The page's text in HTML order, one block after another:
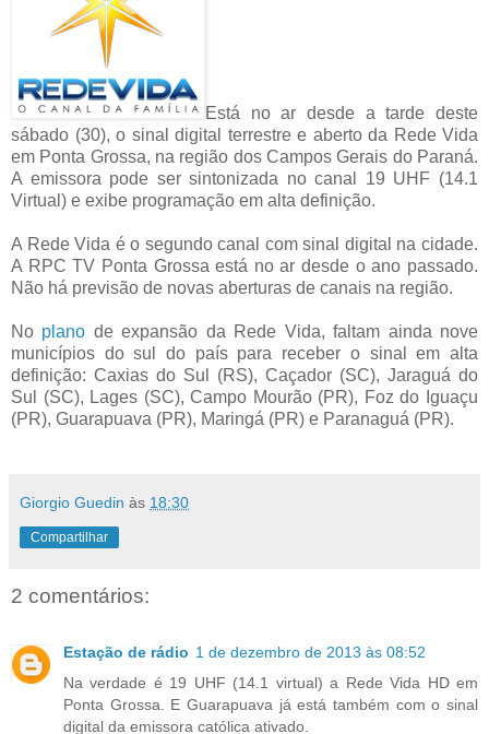
Está no ar desde a tarde deste
sábado (30), o sinal digital terrestre e aberto da Rede Vida
em Ponta Grossa, na região dos Campos Gerais do Paraná.
A emissora pode ser sintonizada no canal 19 UHF (14.1
Virtual) e exibe programação em alta definição.
A Rede Vida é o segundo canal com sinal digital na cidade.
A RPC TV Ponta Grossa está no ar desde o ano passado.
Não há previsão de novas aberturas de canais na região.
No plano de expansão da Rede Vida, faltam ainda nove
municípios do sul do país para receber o sinal em alta
definição: Caxias do Sul (RS), Caçador (SC), Jaraguá do
Sul (SC), Lages (SC), Campo Mourão (PR), Foz do Iguaçu
(PR), Guarapuava (PR), Maringá (PR) e Paranaguá (PR).
Giorgio Guedin às 18:30
Compartilhar
2 comentários:
Estação de rádio 1 de dezembro de 2013 às 08:52
Na verdade é 19 UHF (14.1 virtual) a Rede Vida HD em
Ponta Grossa. E Guarapuava já está também com o sinal
digital da emissora católica ativado.